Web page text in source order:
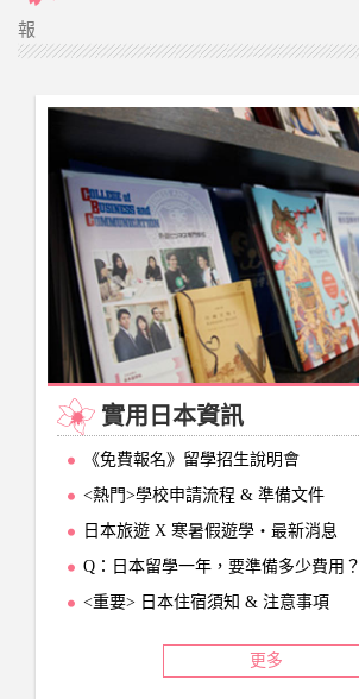
報
實用日本資訊
《免費報名》留學招生說明會
<熱門>學校申請流程 & 準備文件
日本旅遊 X 寒暑假遊學‧最新消息
Q：日本留學一年，要準備多少費用？
<重要> 日本住宿須知 & 注意事項
更多